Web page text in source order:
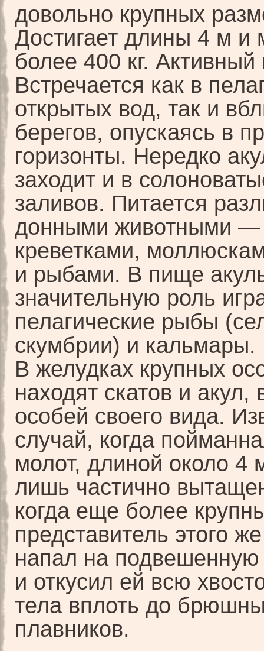
довольно крупных
Достигает длины 4 м и
более 400 кг.
Встречается как в
открытых вод, так и
берегов, опускаясь в
горизонты. Нередко
заходит и в
заливов. Питается
донными животными —
креветками,
и рыбами. В пище
значительную роль
пелагические рыбы
скумбрии) и кальмары.
В желудках крупных
находят скатов и акул,
особей своего вида.
случай, когда
молот, длиной около 4
лишь частично
когда еще более
представитель этого
напал на подвешенную
и откусил ей всю
тела вплоть до
плавников.